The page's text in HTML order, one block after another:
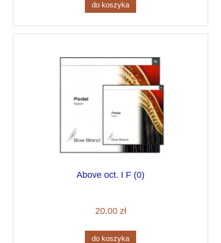
do koszyka
Above oct. I F (0)
20,00 zł
do koszyka